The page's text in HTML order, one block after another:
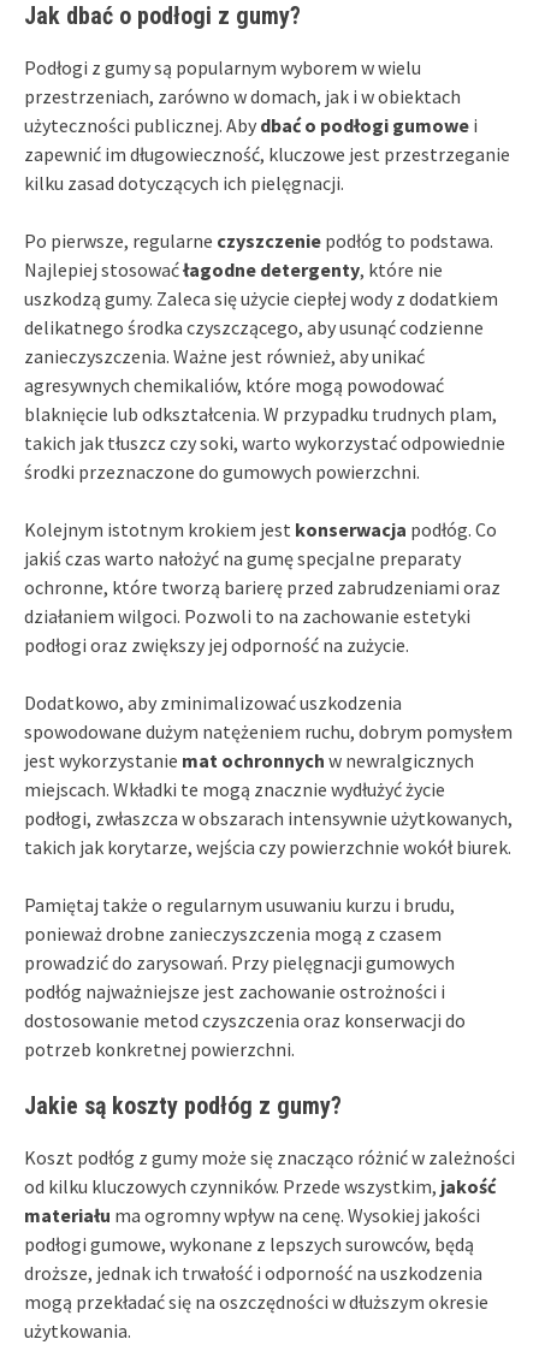
Jak dbać o podłogi z gumy?
Podłogi z gumy są popularnym wyborem w wielu
przestrzeniach, zarówno w domach, jak i w obiektach
użyteczności publicznej. Aby dbać o podłogi gumowe i
zapewnić im długowieczność, kluczowe jest przestrzeganie
kilku zasad dotyczących ich pielęgnacji.
Po pierwsze, regularne czyszczenie podłóg to podstawa.
Najlepiej stosowaćłagodne detergenty, które nie
uszkodzą gumy. Zaleca się użycie ciepłej wody z dodatkiem
delikatnego środka czyszczącego, aby usunąć codzienne
zanieczyszczenia. Ważne jest również, aby unikać
agresywnych chemikaliów, które mogą powodować
blaknięcie lub odkształcenia. W przypadku trudnych plam,
takich jak tłuszcz czy soki, warto wykorzystać odpowiednie
środki przeznaczone do gumowych powierzchni.
Kolejnym istotnym krokiem jest konserwacja podłóg. Co
jakiś czas warto nałożyć na gumę specjalne preparaty
ochronne, które tworzą barierę przed zabrudzeniami oraz
działaniem wilgoci. Pozwoli to na zachowanie estetyki
podłogi oraz zwiększy jej odporność na zużycie.
Dodatkowo, aby zminimalizować uszkodzenia
spowodowane dużym natężeniem ruchu, dobrym pomysłem
jest wykorzystanie mat ochronnych w newralgicznych
miejscach. Wkładki te mogą znacznie wydłużyć życie
podłogi, zwłaszcza w obszarach intensywnie użytkowanych,
takich jak korytarze, wejścia czy powierzchnie wokół biurek.
Pamiętaj także o regularnym usuwaniu kurzu i brudu,
ponieważ drobne zanieczyszczenia mogą z czasem
prowadzić do zarysowań. Przy pielęgnacji gumowych
podłóg najważniejsze jest zachowanie ostrożności i
dostosowanie metod czyszczenia oraz konserwacji do
potrzeb konkretnej powierzchni.
Jakie są koszty podłóg z gumy?
Koszt podłóg z gumy może się znacząco różnić w zależności
od kilku kluczowych czynników. Przede wszystkim, jakość
materiału ma ogromny wpływ na cenę. Wysokiej jakości
podłogi gumowe, wykonane z lepszych surowców, będą
droższe, jednak ich trwałość i odporność na uszkodzenia
mogą przekładać się na oszczędności w dłuższym okresie
użytkowania.